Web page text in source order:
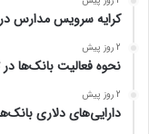
کرایه سرویس مدارس در سال
2 روز پیش
نحوه فعالیت بانک‌ها در تعطیلی ۳
2 روز پیش
دارایی‌های دلاری